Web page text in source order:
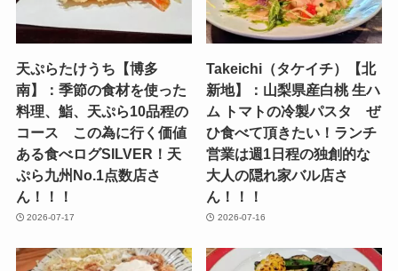
天ぷらたけうち【博多
南】：季節の食材を使った
料理、鮨、天ぷら10品程の
コース この為に行く価値
ある食べログSILVER！天
ぷら九州No.1点数店さ
ん！！！
2026-07-17
Takeichi（タケイチ）【北
新地】：山梨県産白桃 生ハ
ム トマトの冷製パスタ ぜ
ひ食べて頂きたい！ランチ
営業は週1日程の独創的な
大人の隠れ家バル店さ
ん！！！
2026-07-16